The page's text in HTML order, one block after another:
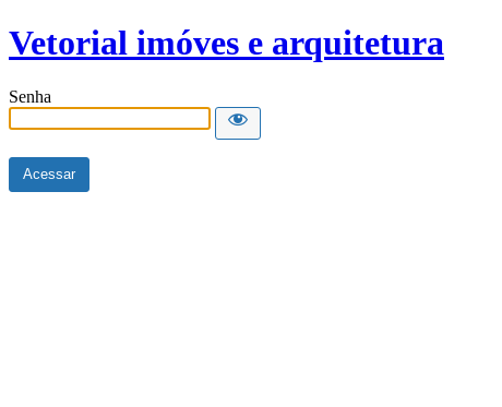
Vetorial imóves e arquitetura
Senha